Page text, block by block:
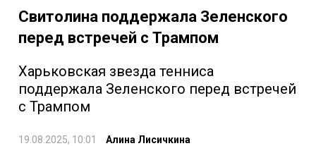
Свитолина поддержала Зеленского
перед встречей с Трампом
Харьковская звезда тенниса
поддержала Зеленского перед встречей
с Трампом
19.08.2025, 10:01 Алина Лисичкина